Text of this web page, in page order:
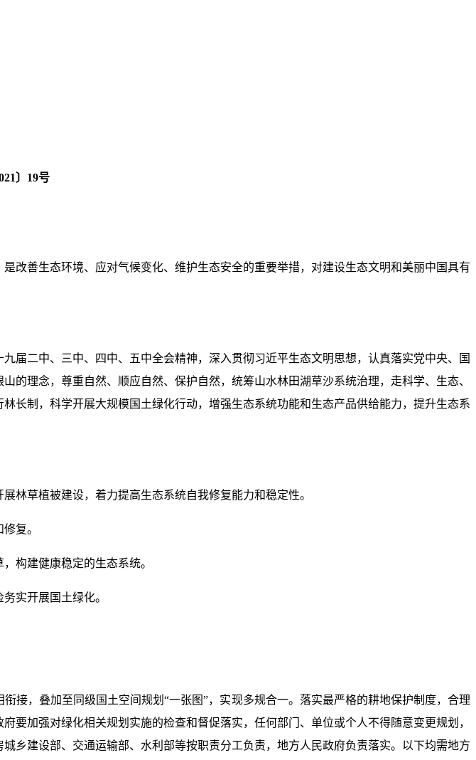
〕19号
改善生态环境、应对气候变化、维护生态安全的重要举措，对建设生态文明和美丽中国具有
届二中、三中、四中、五中全会精神，深入贯彻习近平生态文明思想，认真落实党中央、国
理念，尊重自然、顺应自然、保护自然，统筹山水林田湖草沙系统治理，走科学、生态、
长制，科学开展大规模国土绿化行动，增强生态系统功能和生态产品供给能力，提升生态系
草植被建设，着力提高生态系统自我修复能力和稳定性。
复。
构建健康稳定的生态系统。
实开展国土绿化。
接，叠加至同级国土空间规划“一张图”，实现多规合一。落实最严格的耕地保护制度，合理
加强对绿化相关规划实施的检查和督促落实，任何部门、单位或个人不得随意变更规划，
乡建设部、交通运输部、水利部等按职责分工负责，地方人民政府负责落实。以下均需地方